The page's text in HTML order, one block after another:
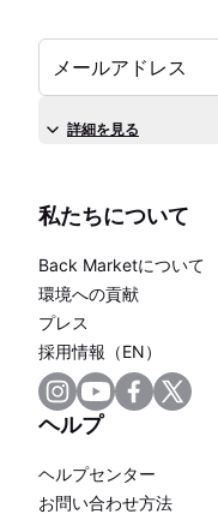
メールアドレス
詳細を見る
私たちについて
Back Marketについて
環境への貢献
プレス
採用情報（EN）
ヘルプ
ヘルプセンター
お問い合わせ方法